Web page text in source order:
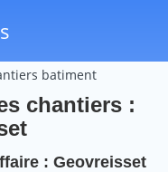
batiment
chantiers :
: Geovreisset